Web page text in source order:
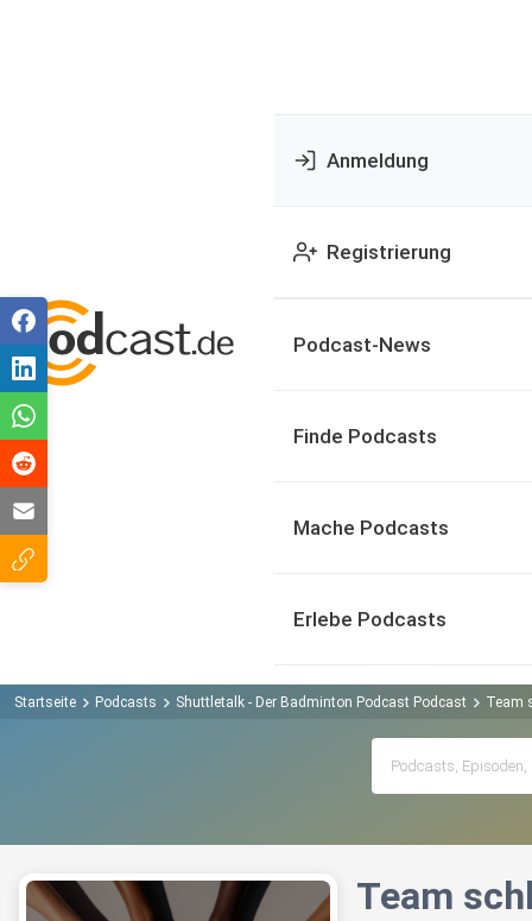
Anmeldung
Registrierung
Podcast-News
Finde Podcasts
Mache Podcasts
Erlebe Podcasts
Startseite Podcasts Shuttletalk - Der Badminton Podcast Podcast Team
Team